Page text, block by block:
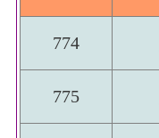
774
775